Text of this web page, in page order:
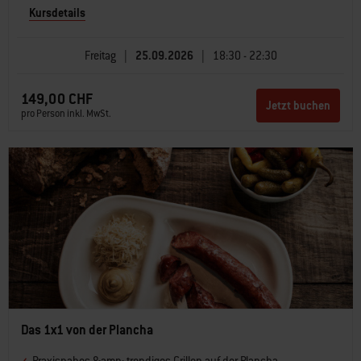
Kursdetails
Freitag 25.09.2026 18:30 - 22:30
149,00 CHF
pro Person inkl. MwSt.
Jetzt buchen
Das 1x1 von der Plancha